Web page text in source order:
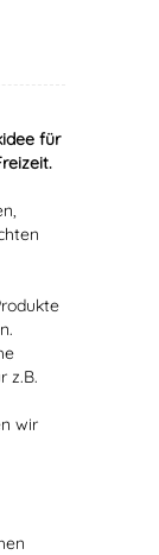
für
z.B.
wir